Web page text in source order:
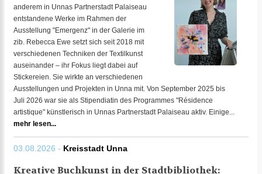
anderem in Unnas Partnerstadt Palaiseau
entstandene Werke im Rahmen der
Ausstellung "Emergenz" in der Galerie im
zib. Rebecca Ewe setzt sich seit 2018 mit
verschiedenen Techniken der Textilkunst
auseinander – ihr Fokus liegt dabei auf
Stickereien. Sie wirkte an verschiedenen
Ausstellungen und Projekten in Unna mit. Von September 2025 bis
Juli 2026 war sie als Stipendiatin des Programmes "Résidence
artistique" künstlerisch in Unnas Partnerstadt Palaiseau aktiv. Einige...
mehr lesen...
03.08.2026 - Kreisstadt Unna
Kreative Buchkunst in der Stadtbibliothek: